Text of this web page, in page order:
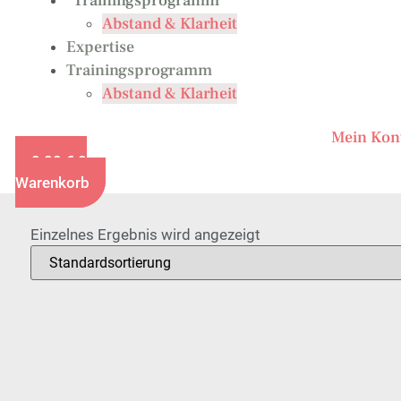
Abstand & Klarheit
Expertise
Trainingsprogramm
Abstand & Klarheit
Mein
0,00 € 0
Warenkorb
Einzelnes Ergebnis wird angezeigt